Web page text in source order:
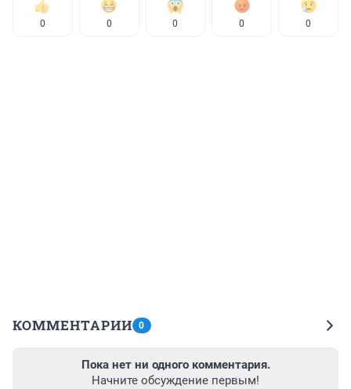
0 0 0 0 0
КОММЕНТАРИИ 0
Пока нет ни одного комментария.
Начните обсуждение первым!